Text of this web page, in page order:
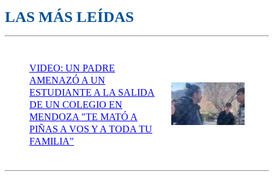
LAS MÁS LEÍDAS
VIDEO: UN PADRE
AMENAZÓ A UN
ESTUDIANTE A LA SALIDA
DE UN COLEGIO EN
MENDOZA "TE MATÓ A
PIÑAS A VOS Y A TODA TU
FAMILIA"